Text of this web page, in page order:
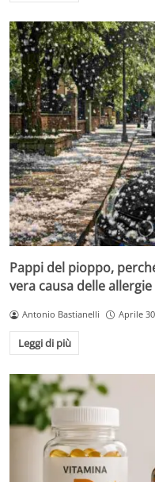
Pappi del pioppo,
vera causa delle allergie
Antonio Bastianelli Aprile
Leggi di più